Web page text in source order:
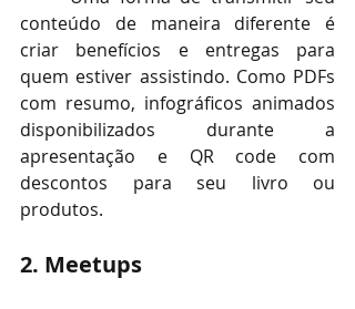
conteúdo de maneira diferente é
criar benefícios e entregas para
quem estiver assistindo. Como PDFs
com resumo, infográficos animados
disponibilizados durante a
apresentação e QR code com
descontos para seu livro ou
produtos.
2. Meetups